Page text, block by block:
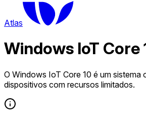
Atlas
Windows IoT Core
O Windows IoT Core 10 é um sistema
dispositivos com recursos limitados.